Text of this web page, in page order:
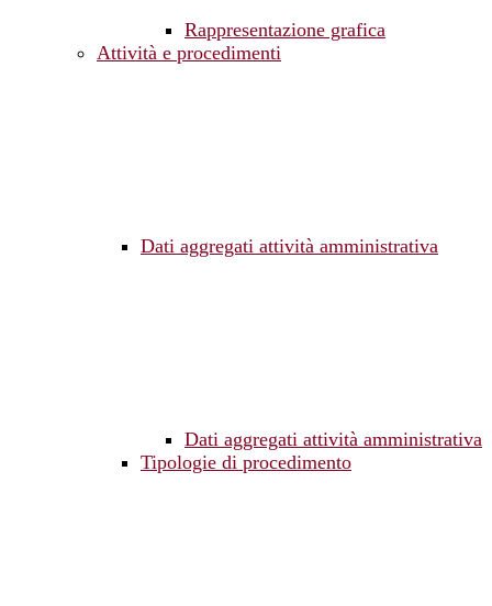
Rappresentazione grafica
Attività e procedimenti
Dati aggregati attività amministrativa
Dati aggregati attività amministrativa
Tipologie di procedimento